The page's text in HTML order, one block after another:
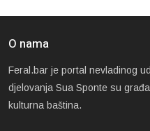
O nama
Feral.bar je portal nevladinog
djelovanja Sua Sponte su
kulturna baština.